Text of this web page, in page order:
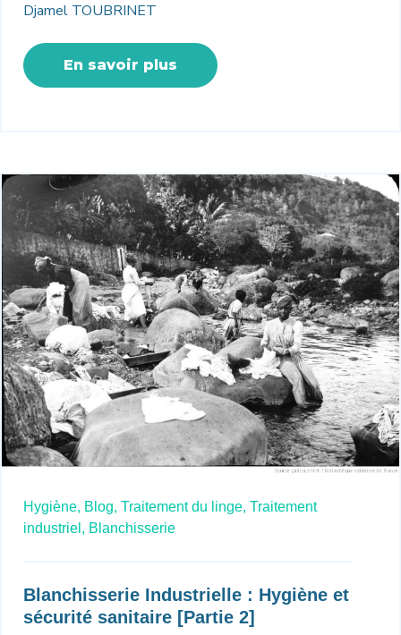
Djamel TOUBRINET
En savoir plus
Hygiène, Blog, Traitement du linge, Traitement
industriel, Blanchisserie
Blanchisserie Industrielle : Hygiène et
sécurité sanitaire [Partie 2]